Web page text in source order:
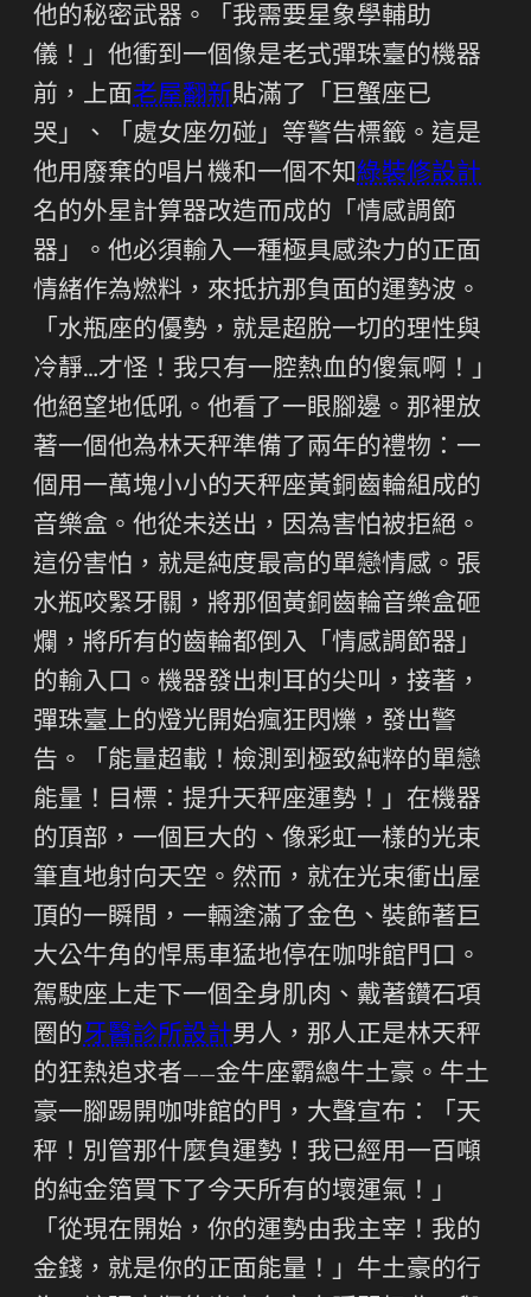
他的秘密武器。「我需要星象學輔助
儀！」他衝到一個像是老式彈珠臺的機器
前，上面老屋翻新貼滿了「巨蟹座已
哭」、「處女座勿碰」等警告標籤。這是
他用廢棄的唱片機和一個不知綠裝修設計
名的外星計算器改造而成的「情感調節
器」。他必須輸入一種極具感染力的正面
情緒作為燃料，來抵抗那負面的運勢波。
「水瓶座的優勢，就是超脫一切的理性與
冷靜…才怪！我只有一腔熱血的傻氣啊！」
他絕望地低吼。他看了一眼腳邊。那裡放
著一個他為林天秤準備了兩年的禮物：一
個用一萬塊小小的天秤座黃銅齒輪組成的
音樂盒。他從未送出，因為害怕被拒絕。
這份害怕，就是純度最高的單戀情感。張
水瓶咬緊牙關，將那個黃銅齒輪音樂盒砸
爛，將所有的齒輪都倒入「情感調節器」
的輸入口。機器發出刺耳的尖叫，接著，
彈珠臺上的燈光開始瘋狂閃爍，發出警
告。「能量超載！檢測到極致純粹的單戀
能量！目標：提升天秤座運勢！」在機器
的頂部，一個巨大的、像彩虹一樣的光束
筆直地射向天空。然而，就在光束衝出屋
頂的一瞬間，一輛塗滿了金色、裝飾著巨
大公牛角的悍馬車猛地停在咖啡館門口。
駕駛座上走下一個全身肌肉、戴著鑽石項
圈的牙醫診所設計男人，那人正是林天秤
的狂熱追求者——金牛座霸總牛土豪。牛土
豪一腳踢開咖啡館的門，大聲宣布：「天
秤！別管那什麼負運勢！我已經用一百噸
的純金箔買下了今天所有的壞運氣！」
「從現在開始，你的運勢由我主宰！我的
金錢，就是你的正面能量！」牛土豪的行